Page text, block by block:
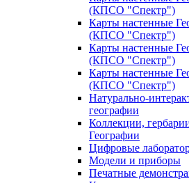
(КПСО "Спектр")
Карты настенные
(КПСО "Спектр")
Карты настенные
(КПСО "Спектр")
Карты настенные
(КПСО "Спектр")
Натурально-
географии
Коллекции,
Географии
Цифровые
Модели и приборы
Печатные